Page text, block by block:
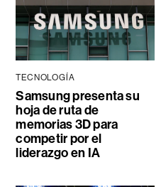
TECNOLOGÍA
Samsung presenta su
hoja de ruta de
memorias 3D para
competir por el
liderazgo en IA